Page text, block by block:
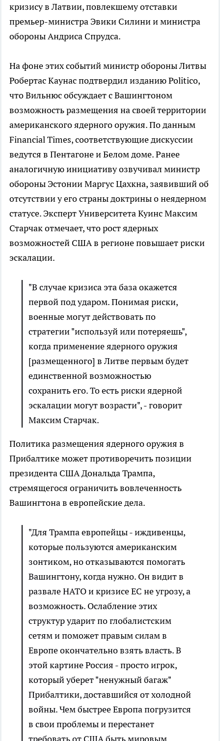
кризису в Латвии, повлекшему отставки
премьер-министра Эвики Силини и министра
обороны Андриса Спрудса.
На фоне этих событий министр обороны Литвы
Робертас Каунас подтвердил изданию Politico,
что Вильнюс обсуждает с Вашингтоном
возможность размещения на своей территории
американского ядерного оружия. По данным
Financial Times, соответствующие дискуссии
ведутся в Пентагоне и Белом доме. Ранее
аналогичную инициативу озвучивал министр
обороны Эстонии Маргус Цахкна, заявивший об
отсутствии у его страны доктрины о неядерном
статусе. Эксперт Университета Куинс Максим
Старчак отмечает, что рост ядерных
возможностей США в регионе повышает риски
эскалации.
"В случае кризиса эта база окажется
первой под ударом. Понимая риски,
военные могут действовать по
стратегии "используй или потеряешь",
когда применение ядерного оружия
[размещенного] в Литве первым будет
единственной возможностью
сохранить его. То есть риски ядерной
эскалации могут возрасти", - говорит
Максим Старчак.
Политика размещения ядерного оружия в
Прибалтике может противоречить позиции
президента США Дональда Трампа,
стремящегося ограничить вовлеченность
Вашингтона в европейские дела.
"Для Трампа европейцы - иждивенцы,
которые пользуются американским
зонтиком, но отказываются помогать
Вашингтону, когда нужно. Он видит в
развале НАТО и кризисе ЕС не угрозу, а
возможность. Ослабление этих
структур ударит по глобалистским
сетям и поможет правым силам в
Европе окончательно взять власть. В
этой картине Россия - просто игрок,
который уберет "ненужный багаж"
Прибалтики, доставшийся от холодной
войны. Чем быстрее Европа погрузится
в свои проблемы и перестанет